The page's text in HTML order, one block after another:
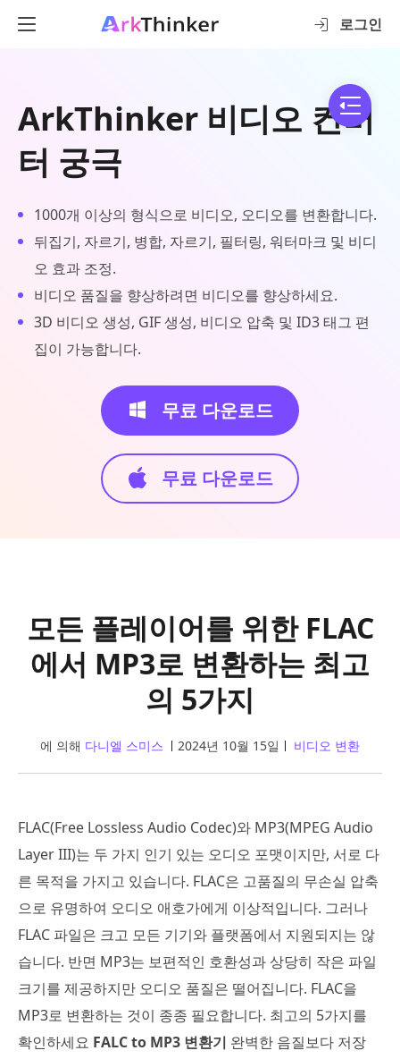
로그인
ArkThinker 비디오 컨버
터 궁극
1000개 이상의 형식으로 비디오, 오디오를 변환합니다.
뒤집기, 자르기, 병합, 자르기, 필터링, 워터마크 및 비디
오 효과 조정.
비디오 품질을 향상하려면 비디오를 향상하세요.
3D 비디오 생성, GIF 생성, 비디오 압축 및 ID3 태그 편
집이 가능합니다.
무료 다운로드
무료 다운로드
모든 플레이어를 위한 FLAC
에서 MP3로 변환하는 최고
의 5가지
에 의해 다니엘 스미스 2024년 10월 15일 비디오 변환
FLAC(Free Lossless Audio Codec)와 MP3(MPEG Audio
Layer III)는 두 가지 인기 있는 오디오 포맷이지만, 서로 다
른 목적을 가지고 있습니다. FLAC은 고품질의 무손실 압축
으로 유명하여 오디오 애호가에게 이상적입니다. 그러나
FLAC 파일은 크고 모든 기기와 플랫폼에서 지원되지는 않
습니다. 반면 MP3는 보편적인 호환성과 상당히 작은 파일
크기를 제공하지만 오디오 품질은 떨어집니다. FLAC을
MP3로 변환하는 것이 종종 필요합니다. 최고의 5가지를
확인하세요 FALC to MP3 변환기 완벽한 음질보다 저장